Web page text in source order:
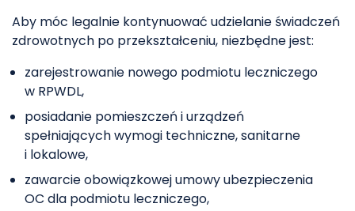
Aby móc legalnie kontynuować udzielanie świadczeń
zdrowotnych po przekształceniu, niezbędne jest:
zarejestrowanie nowego podmiotu leczniczego
w RPWDL,
posiadanie pomieszczeń i urządzeń
spełniających wymogi techniczne, sanitarne
i lokalowe,
zawarcie obowiązkowej umowy ubezpieczenia
OC dla podmiotu leczniczego,